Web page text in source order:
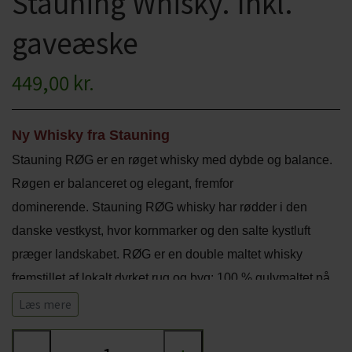
CHARDONNAY
REFOSCO
RIESLING
SCHIOPPETINO
CHOKOLADE, LAKRIDS ETC
TONICS OG VAND
JUL OG GLØGG
PÅSKE
gaveæske
449,00 kr.
Ny Whisky fra Stauning
Stauning RØG er en røget whisky med dybde og balance.
Røgen er balanceret og elegant, fremfor
dominerende. Stauning RØG whisky har rødder i den
danske vestkyst, hvor kornmarker og den salte kystluft
præger landskabet. RØG er en double maltet whisky
fremstillet af lokalt dyrket rug og byg: 100 % gulvmaltet på
Staunings destilleri, dobbeltdestilleret i deres små, direkte
egetræsfade. Afslutningsvis har whiskyen lagret på
Læs mere